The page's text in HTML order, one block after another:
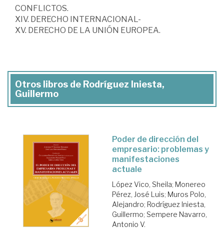
CONFLICTOS.
XIV. DERECHO INTERNACIONAL-
XV. DERECHO DE LA UNIÓN EUROPEA.
Otros libros de Rodríguez Iniesta,
Guillermo
Poder de dirección del
empresario: problemas y
manifestaciones
actuale
López Vico, Sheila; Monereo
Pérez, José Luis; Muros Polo,
Alejandro; Rodríguez Iniesta,
Guillermo; Sempere Navarro,
Antonio V.